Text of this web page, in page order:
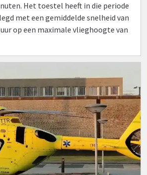
Het toestel heeft in die periode
met een gemiddelde snelheid van
op een maximale vlieghoogte van